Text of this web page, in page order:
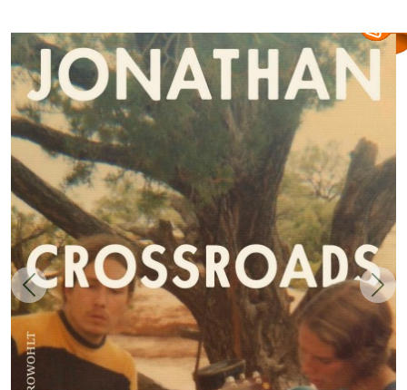
Zurück